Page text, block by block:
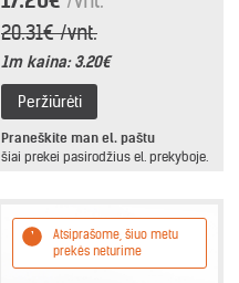
20.31€ /vnt.
1m kaina:3.20€
Peržiūrėti
Praneškite man el. paštu
šiai prekei pasirodžius el. prekyboje.
Atsiprašome, šiuo metu
prekės neturime